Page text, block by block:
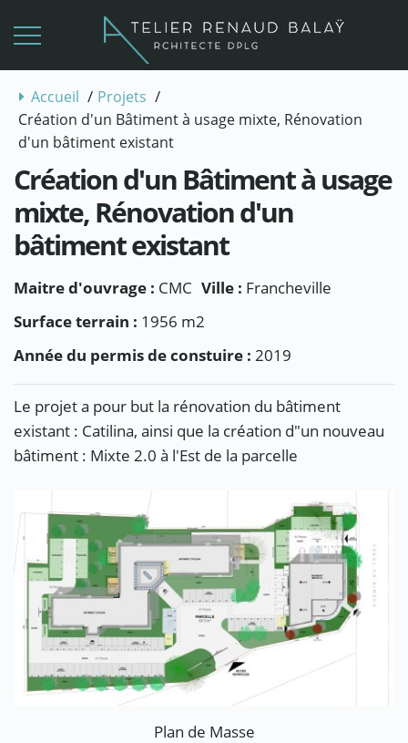
Accueil / Projets /
Création d'un Bâtiment à usage mixte, Rénovation
d'un bâtiment existant
Création d'un Bâtiment à usage
mixte, Rénovation d'un
bâtiment existant
Maitre d'ouvrage : CMC Ville : Francheville
Surface terrain : 1956 m2
Année du permis de constuire : 2019
Le projet a pour but la rénovation du bâtiment
existant : Catilina, ainsi que la création d"un nouveau
bâtiment : Mixte 2.0 à l'Est de la parcelle
Plan de Masse